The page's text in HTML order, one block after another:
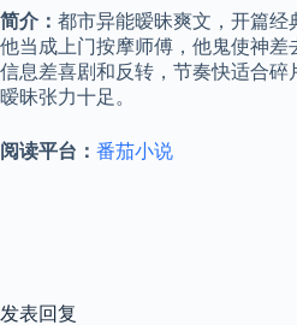
简介： 都市异能暧昧爽文，开篇
他当成上门按摩师傅，他鬼使神
信息差喜剧和反转，节奏快适合
暧昧张力十足。
阅读平台： 番茄小说
发表回复